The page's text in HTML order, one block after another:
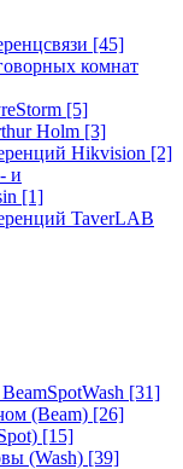
[45]
комнат
[5]
Holm [3]
Hikvision [2]
и
[1]
TaverLAB
[31]
(Beam) [26]
[15]
(Wash) [39]